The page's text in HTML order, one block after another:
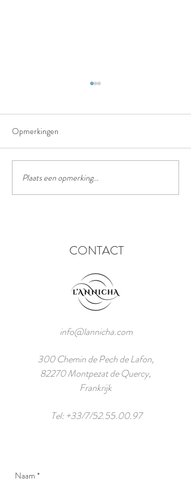
Het chinees lantaarn festival
Opmerkingen
Plaats een opmerking...
CONTACT
info@lannicha.com
300 Chemin de Pech de Lafon,
82270 Montpezat de Quercy,
Frankrijk
Tel: +33/7/52.55.00.97